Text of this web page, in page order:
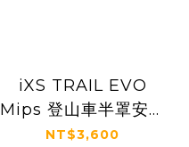
iXS TRAIL EVO
Mips 登山車半罩安全
帽
NT$3,600